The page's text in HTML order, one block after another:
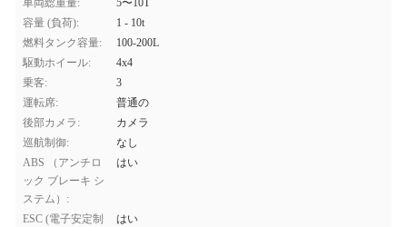
車両総重量:
5〜10T
容量 (負荷):
1 - 10t
燃料タンク容量:
100-200L
駆動ホイール:
4x4
乗客:
3
運転席:
普通の
後部カメラ:
カメラ
巡航制御:
なし
ABS （アンチロ
ック ブレーキ シ
ステム）:
はい
ESC (電子安定制
はい